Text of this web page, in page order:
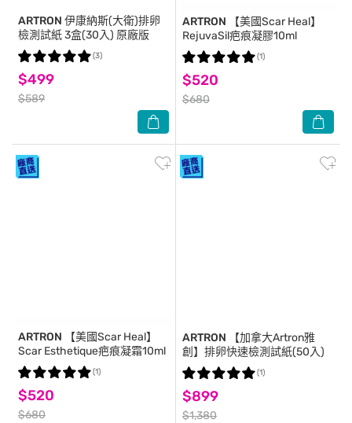
ARTRON 伊康納斯(大衛)排卵
檢測試紙 3盒(30入) 原廠版
$499
$589
(3)
ARTRON 【美國Scar Heal】
RejuvaSil疤痕凝膠10ml
$520
$680
(1)
ARTRON 【美國Scar Heal】
Scar Esthetique疤痕凝霜10ml
$520
$680
(1)
ARTRON 【加拿大Artron雅
創】排卵快速檢測試紙(50入)
$899
$1,380
(1)